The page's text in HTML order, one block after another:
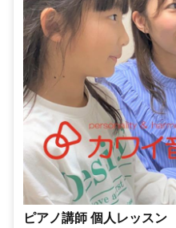
ピアノ講師 個人レッスン